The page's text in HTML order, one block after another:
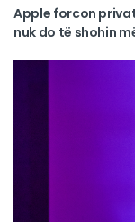
Apple forcon
nuk do të shohin